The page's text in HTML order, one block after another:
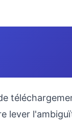
lever